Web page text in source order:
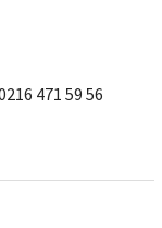
471 59 56